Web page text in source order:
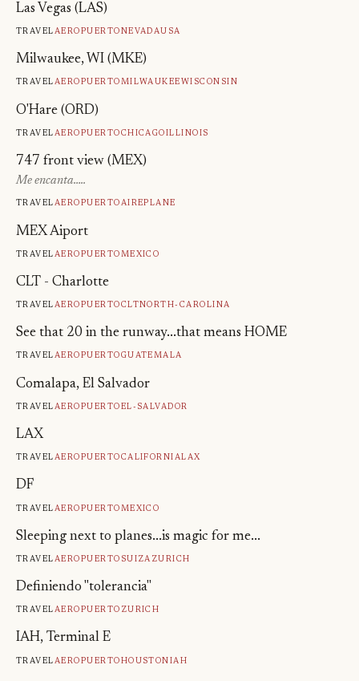
Las Vegas (LAS)
TravelAeropuertoNevadaUsa
Milwaukee, WI (MKE)
TravelAeropuertoMilwaukeeWisconsin
O'Hare (ORD)
TravelAeropuertoChicagoIllinois
747 front view (MEX)
Me encanta…..
TravelAeropuertoAirePlane
MEX Aiport
TravelAeropuertoMexico
CLT - Charlotte
TravelAeropuertoCltNorth-Carolina
See that 20 in the runway...that means HOME
TravelAeropuertoGuatemala
Comalapa, El Salvador
TravelAeropuertoEl-Salvador
LAX
TravelAeropuertoCaliforniaLax
DF
TravelAeropuertoMexico
Sleeping next to planes...is magic for me...
TravelAeropuerto Suiza Zurich
Definiendo "tolerancia"
TravelAeropuerto Zurich
IAH, Terminal E
TravelAeropuertoHoustonIah